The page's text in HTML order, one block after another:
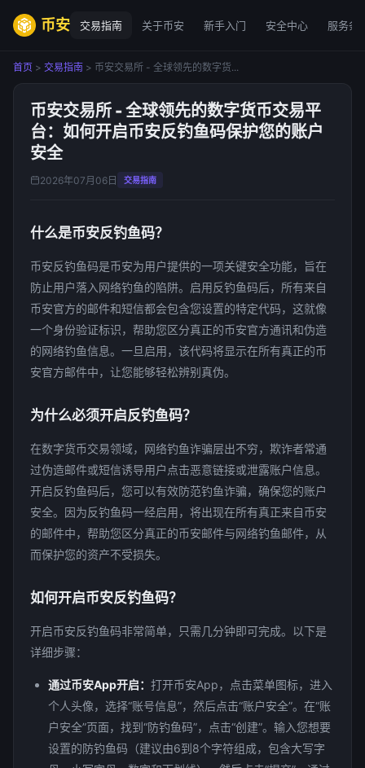
币安 交易指南 关于币安 新手入门 安全中心 服务条
首页 > 交易指南 > 币安交易所 - 全球领先的数字货...
币安交易所 - 全球领先的数字货币交易平
台：如何开启币安反钓鱼码保护您的账户
安全
2026年07月06日 交易指南
什么是币安反钓鱼码？
币安反钓鱼码是币安为用户提供的一项关键安全功能，旨在
防止用户落入网络钓鱼的陷阱。启用反钓鱼码后，所有来自
币安官方的邮件和短信都会包含您设置的特定代码，这就像
一个身份验证标识，帮助您区分真正的币安官方通讯和伪造
的网络钓鱼信息。一旦启用，该代码将显示在所有真正的币
安官方邮件中，让您能够轻松辨别真伪。
为什么必须开启反钓鱼码？
在数字货币交易领域，网络钓鱼诈骗层出不穷，欺诈者常通
过伪造邮件或短信诱导用户点击恶意链接或泄露账户信息。
开启反钓鱼码后，您可以有效防范钓鱼诈骗，确保您的账户
安全。因为反钓鱼码一经启用，将出现在所有真正来自币安
的邮件中，帮助您区分真正的币安邮件与网络钓鱼邮件，从
而保护您的资产不受损失。
如何开启币安反钓鱼码？
开启币安反钓鱼码非常简单，只需几分钟即可完成。以下是
详细步骤：
通过币安App开启： 打开币安App，点击菜单图标，进入
个人头像，选择“账号信息”，然后点击“账户安全”。在“账
户安全”页面，找到“防钓鱼码”，点击“创建”。输入您想要
设置的防钓鱼码（建议由6到8个字符组成，包含大写字